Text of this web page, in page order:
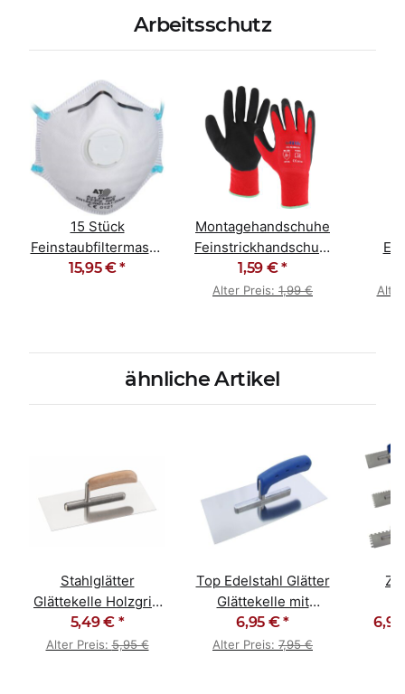
Arbeitsschutz
15 Stück
Feinstaubfiltermaske
Staubmaske FFP2
15,95 €*
Montagehandschuhe
Feinstrickhandschuhe
Soft Latex
1,59 €*
Alter Preis: 1,99 €
ähnliche Artikel
Stahlglätter
Glättekelle Holzgriff
280 x130mm rostfrei
5,49 € *
Alter Preis:5,95 €
Top Edelstahl Glätter
Glättekelle mit
Softgriff rostfrei
6,95 €*
Alter Preis: 7,95 €